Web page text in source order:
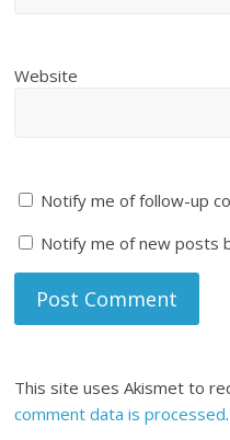
Website
Notify me of follow-up
Notify me of new posts
This site uses Akismet to
comment data is processed.